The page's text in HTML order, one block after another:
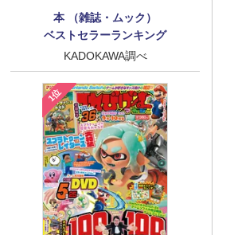
本 （雑誌・ムック）
ベストセラーランキング
KADOKAWA調べ
1位